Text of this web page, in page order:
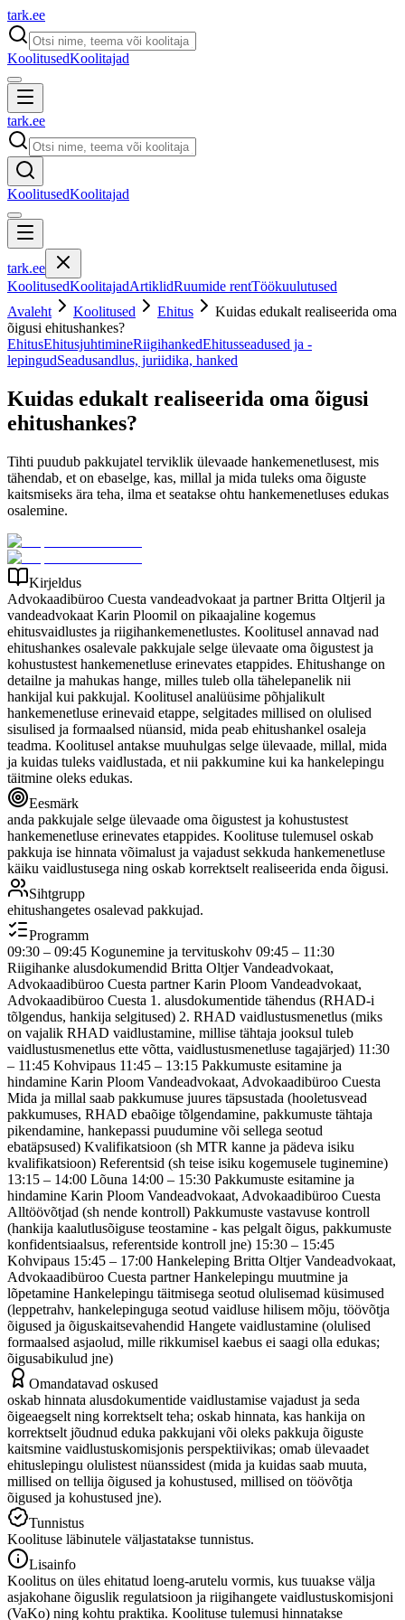
tark.ee
KoolitusedKoolitajad
tark.ee
KoolitusedKoolitajad
tark.ee
KoolitusedKoolitajadArtiklidRuumide rentTöökuulutused
Avaleht
Koolitused Ehitus
Kuidas edukalt realiseerida oma
õigusi ehitushankes?
EhitusEhitusjuhtimineRiigihankedEhitusseadused ja -
lepingudSeadusandlus, juriidika, hanked
Kuidas edukalt realiseerida oma õigusi
ehitushankes?
Tihti puudub pakkujatel terviklik ülevaade hankemenetlusest, mis
tähendab, et on ebaselge, kas, millal ja mida tuleks oma õiguste
kaitsmiseks ära teha, ilma et seatakse ohtu hankemenetluses edukas
osalemine.
Kirjeldus
Advokaadibüroo Cuesta vandeadvokaat ja partner Britta Oltjeril ja
vandeadvokaat Karin Ploomil on pikaajaline kogemus
ehitusvaidlustes ja riigihankemenetlustes. Koolitusel annavad nad
ehitushankes osalevale pakkujale selge ülevaate oma õigustest ja
kohustustest hankemenetluse erinevates etappides. Ehitushange on
detailne ja mahukas hange, milles tuleb olla tähelepanelik nii
hankijal kui pakkujal. Koolitusel analüüsime põhjalikult
hankemenetluse erinevaid etappe, selgitades millised on olulised
sisulised ja formaalsed nüansid, mida peab ehitushankel osaleja
teadma. Koolitusel antakse muuhulgas selge ülevaade, millal, mida
ja kuidas tuleks vaidlustada, et nii pakkumine kui ka hankelepingu
täitmine oleks edukas.
Eesmärk
anda pakkujale selge ülevaade oma õigustest ja kohustustest
hankemenetluse erinevates etappides. Koolituse tulemusel oskab
pakkuja ise hinnata võimalust ja vajadust sekkuda hankemenetluse
käiku vaidlustusega ning oskab korrektselt realiseerida enda õigusi.
Sihtgrupp
ehitushangetes osalevad pakkujad.
Programm
09:30 – 09:45 Kogunemine ja tervituskohv 09:45 – 11:30
Riigihanke alusdokumendid Britta Oltjer Vandeadvokaat,
Advokaadibüroo Cuesta partner Karin Ploom Vandeadvokaat,
Advokaadibüroo Cuesta 1. alusdokumentide tähendus (RHAD-i
tõlgendus, hankija selgitused) 2. RHAD vaidlustusmenetlus (miks
on vajalik RHAD vaidlustamine, millise tähtaja jooksul tuleb
vaidlustusmenetlus ette võtta, vaidlustusmenetluse tagajärjed) 11:30
– 11:45 Kohvipaus 11:45 – 13:15 Pakkumuste esitamine ja
hindamine Karin Ploom Vandeadvokaat, Advokaadibüroo Cuesta
Mida ja millal saab pakkumuse juures täpsustada (hooletusvead
pakkumuses, RHAD ebaõige tõlgendamine, pakkumuste tähtaja
pikendamine, hankepassi puudumine või sellega seotud
ebatäpsused) Kvalifikatsioon (sh MTR kanne ja pädeva isiku
kvalifikatsioon) Referentsid (sh teise isiku kogemusele tuginemine)
13:15 – 14:00 Lõuna 14:00 – 15:30 Pakkumuste esitamine ja
hindamine Karin Ploom Vandeadvokaat, Advokaadibüroo Cuesta
Alltöövõtjad (sh nende kontroll) Pakkumuste vastavuse kontroll
(hankija kaalutlusõiguse teostamine - kas pelgalt õigus, pakkumuste
konfidentsiaalsus, referentside kontroll jne) 15:30 – 15:45
Kohvipaus 15:45 – 17:00 Hankeleping Britta Oltjer Vandeadvokaat,
Advokaadibüroo Cuesta partner Hankelepingu muutmine ja
lõpetamine Hankelepingu täitmisega seotud olulisemad küsimused
(leppetrahv, hankelepinguga seotud vaidluse hilisem mõju, töövõtja
õigused ja õiguskaitsevahendid Hangete vaidlustamine (olulised
formaalsed asjaolud, mille rikkumisel kaebus ei saagi olla edukas;
õigusabikulud jne)
Omandatavad oskused
oskab hinnata alusdokumentide vaidlustamise vajadust ja seda
õigeaegselt ning korrektselt teha; oskab hinnata, kas hankija on
korrektselt jõudnud eduka pakkujani või oleks pakkuja õiguste
kaitsmine vaidlustuskomisjonis perspektiivikas; omab ülevaadet
ehituslepingu olulistest nüanssidest (mida ja kuidas saab muuta,
millised on tellija õigused ja kohustused, millised on töövõtja
õigused ja kohustused jne).
Tunnistus
Koolituse läbinutele väljastatakse tunnistus.
Lisainfo
Koolitus on üles ehitatud loeng-arutelu vormis, kus tuuakse välja
asjakohane õiguslik regulatsioon ja riigihangete vaidlustuskomisjoni
(VaKo) ning kohtu praktika. Koolituse tulemusi hinnatakse